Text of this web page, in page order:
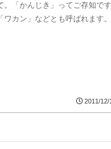
。「かんじき」ってご存知です
ワカン」などとも呼ばれます
2011/12/